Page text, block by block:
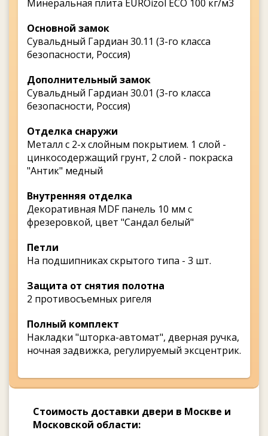
Минеральная плита EUROizol ECO 100 кг/м3
Основной замок
Сувальдный Гардиан 30.11 (3-го класса
безопасности, Россия)
Дополнительный замок
Сувальдный Гардиан 30.01 (3-го класса
безопасности, Россия)
Отделка снаружи
Металл с 2-х слойным покрытием. 1 слой -
цинкосодержащий грунт, 2 слой - покраска
"Антик" медный
Внутренняя отделка
Декоративная MDF панель 10 мм с
фрезеровкой, цвет "Сандал белый"
Петли
На подшипниках скрытого типа - 3 шт.
Защита от снятия полотна
2 противосъемных ригеля
Полный комплект
Накладки "шторка-автомат", дверная ручка,
ночная задвижка, регулируемый эксцентрик.
Стоимость доставки двери в Москве и
Московской области: